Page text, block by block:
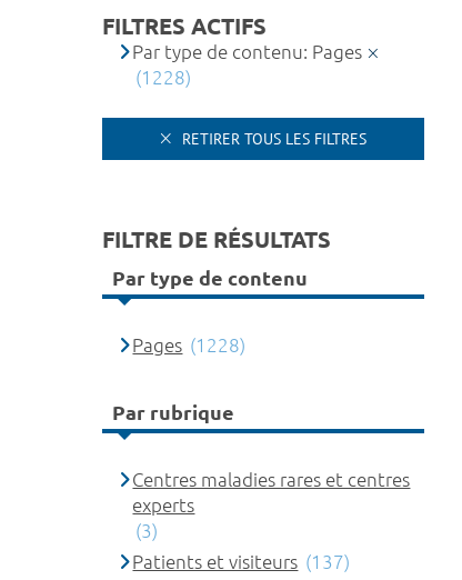
FILTRES ACTIFS
Par type de contenu: Pages
(1228)
RETIRER TOUS LES FILTRES
FILTRE DE RÉSULTATS
Par type de contenu
Pages (1228)
Par rubrique
Centres maladies rares et centres
experts
(3)
Patients et visiteurs (137)